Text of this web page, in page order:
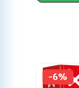
-6%